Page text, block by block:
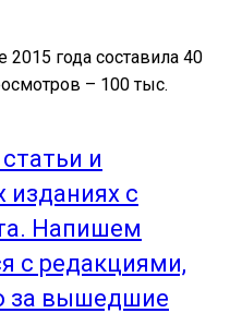
2015 года составила 40
– 100 тыс.
и
изданиях с
Напишем
с редакциями,
за вышедшие